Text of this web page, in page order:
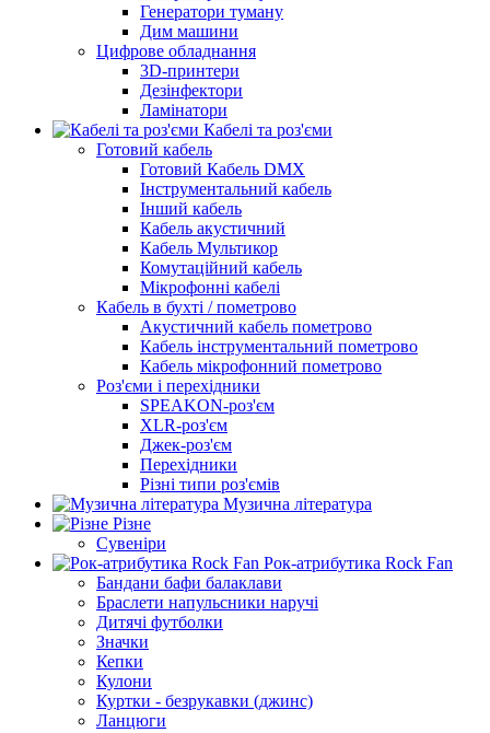
Генератори туману
Дим машини
Цифрове обладнання
3D-принтери
Дезінфектори
Ламінатори
Кабелі та роз'єми
Готовий кабель
Готовий Кабель DMX
Інструментальний кабель
Інший кабель
Кабель акустичний
Кабель Мультикор
Комутаційний кабель
Мікрофонні кабелі
Кабель в бухті / пометрово
Акустичний кабель пометрово
Кабель інструментальний пометрово
Кабель мікрофонний пометрово
Роз'єми і перехідники
SPEAKON-роз'єм
XLR-роз'єм
Джек-роз'єм
Перехідники
Різні типи роз'ємів
Музична література
Різне
Сувеніри
Рок-атрибутика Rock Fan
Бандани бафи балаклави
Браслети напульсники наручі
Дитячі футболки
Значки
Кепки
Кулони
Куртки - безрукавки (джинс)
Ланцюги